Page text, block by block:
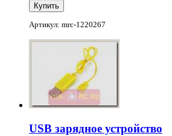
Артикул: mrc-1220267
USB зарядное устройство